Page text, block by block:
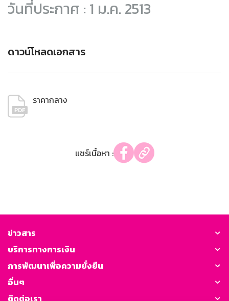
วันที่ประกาศ : 1 ม.ค. 2513
ดาวน์โหลดเอกสาร
ราคากลาง
แชร์เนื้อหา :
ข่าวสาร
บริการทางการเงิน
การพัฒนาเพื่อความยั่งยืน
อื่นๆ